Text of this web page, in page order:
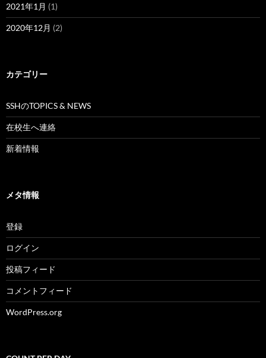
2021年1月 (1)
2020年12月 (2)
カテゴリー
SSHのTOPICS & NEWS
在校生へ連絡
新着情報
メタ情報
登録
ログイン
投稿フィード
コメントフィード
WordPress.org